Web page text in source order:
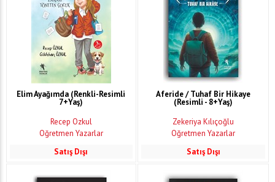
Elim Ayağımda (Renkli-Resimli
7+Yaş)
Recep Özkul
Öğretmen Yazarlar
Satış Dışı
Aferide / Tuhaf Bir Hikaye
(Resimli - 8+Yaş)
Zekeriya Kılıçoğlu
Öğretmen Yazarlar
Satış Dışı